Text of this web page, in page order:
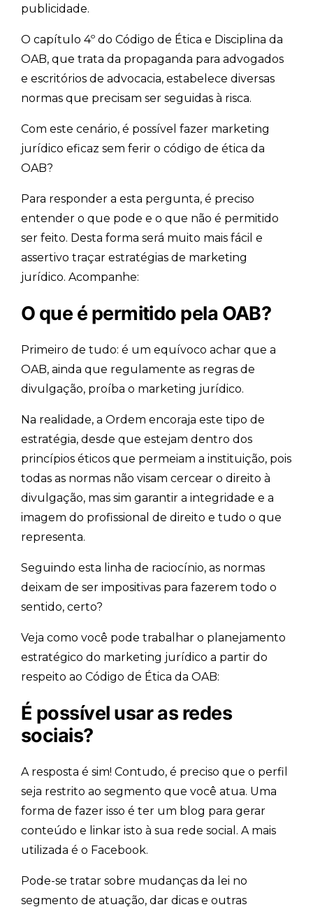
publicidade.
O capítulo 4º do Código de Ética e Disciplina da
OAB, que trata da propaganda para advogados
e escritórios de advocacia, estabelece diversas
normas que precisam ser seguidas à risca.
Com este cenário, é possível fazer marketing
jurídico eficaz sem ferir o código de ética da
OAB?
Para responder a esta pergunta, é preciso
entender o que pode e o que não é permitido
ser feito. Desta forma será muito mais fácil e
assertivo traçar estratégias de marketing
jurídico. Acompanhe:
O que é permitido pela OAB?
Primeiro de tudo: é um equívoco achar que a
OAB, ainda que regulamente as regras de
divulgação, proíba o marketing jurídico.
Na realidade, a Ordem encoraja este tipo de
estratégia, desde que estejam dentro dos
princípios éticos que permeiam a instituição, pois
todas as normas não visam cercear o direito à
divulgação, mas sim garantir a integridade e a
imagem do profissional de direito e tudo o que
representa.
Seguindo esta linha de raciocínio, as normas
deixam de ser impositivas para fazerem todo o
sentido, certo?
Veja como você pode trabalhar o planejamento
estratégico do marketing jurídico a partir do
respeito ao Código de Ética da OAB:
É possível usar as redes
sociais?
A resposta é sim! Contudo, é preciso que o perfil
seja restrito ao segmento que você atua. Uma
forma de fazer isso é ter um blog para gerar
conteúdo e linkar isto à sua rede social. A mais
utilizada é o Facebook.
Pode-se tratar sobre mudanças da lei no
segmento de atuação, dar dicas e outras